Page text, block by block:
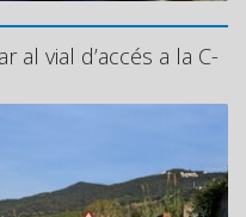
al vial d’accés a la C-